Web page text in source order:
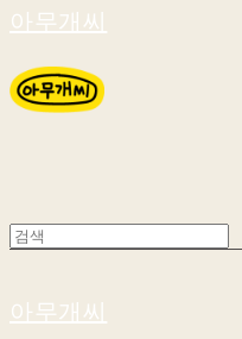
아무개씨
아무개씨